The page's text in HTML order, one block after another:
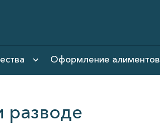
Оформление алиментов
разводе